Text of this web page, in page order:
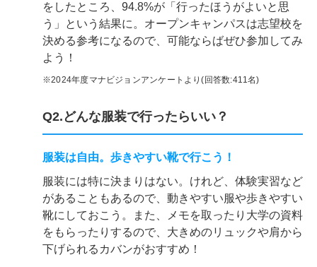
をしたところ、94.8%が「行ったほうがよいと思
う」という結果に。オープンキャンパスは志望校を
決める参考になるので、可能ならばぜひ参加してみ
よう！
※2024年度マナビジョンアンケートより(回答数:411名)
Q2.どんな服装で行ったらいい？
服装は自由。歩きやすい靴で行こう！
服装には特に決まりはない。けれど、体験実習など
があることもあるので、動きやすい服や歩きやすい
靴にしておこう。また、メモを取ったり大学の資料
をもらったりするので、大きめのリュックや肩から
下げられるカバンがおすすめ！